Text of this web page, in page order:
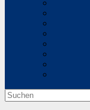
Suchen
nach: